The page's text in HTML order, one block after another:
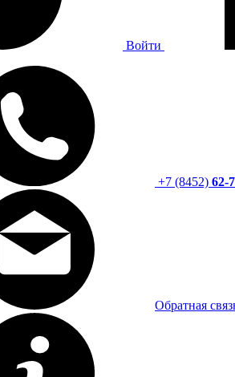
Войти
+7 (8452) 62-
Обратная